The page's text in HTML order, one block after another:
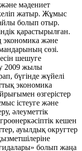
мәдениет
келіп жатыр. Жұмыс
болып отыр.
қарастырылған.
экономика және
сөзі.
шешуге
2009 жылы
бүгінде жүйелі
экономика
өзгерістер
iстеуге және
әлеуметтiк
кешен
ауылдық округтер
болып жаңа